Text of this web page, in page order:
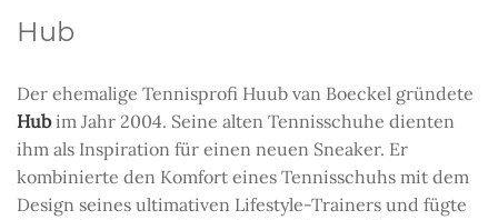
Hub
Der ehemalige Tennisprofi Huub van Boeckel gründete
Hubim Jahr 2004. Seine alten Tennisschuhe dienten
ihm als Inspiration für einen neuen Sneaker. Er
kombinierte den Komfort eines Tennisschuhs mit dem
Design seines ultimativen Lifestyle-Trainers und fügte